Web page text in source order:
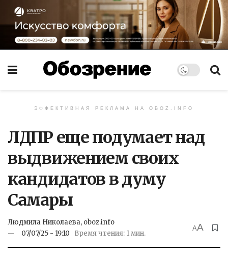
ЭФФЕКТИВНАЯ РЕКЛАМА НА OBOZ.INFO
ЛДПР еще подумает над
выдвижением своих
кандидатов в думу
Самары
Людмила Николаева, oboz.info
07/07/25 - 19:10
Время чтения: 1 мин.
AA